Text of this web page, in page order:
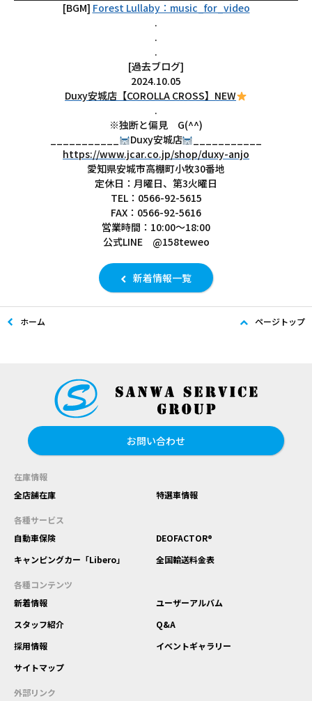
[BGM] Forest Lullaby：music_for_video
.
.
.
[過去ブログ]
2024.10.05
Duxy安城店【COROLLA CROSS】NEW
.
※独断と偏見 G(^^)
Duxy安城店
https://www.jcar.co.jp/shop/duxy-anjo
愛知県安城市高棚町小牧30番地
定休日：月曜日、第3火曜日
TEL：0566-92-5615
FAX：0566-92-5616
営業時間：10:00～18:00
公式LINE @158teweo
新着情報一覧
ホーム ページトップ
お問い合わせ
在庫情報
全店舗在庫
特選車情報
各種サービス
自動車保険
DEOFACTOR®
キャンピングカー「Libero」
全国輸送料金表
各種コンテンツ
新着情報
ユーザーアルバム
スタッフ紹介
Q&A
採用情報
イベントギャラリー
サイトマップ
外部リンク